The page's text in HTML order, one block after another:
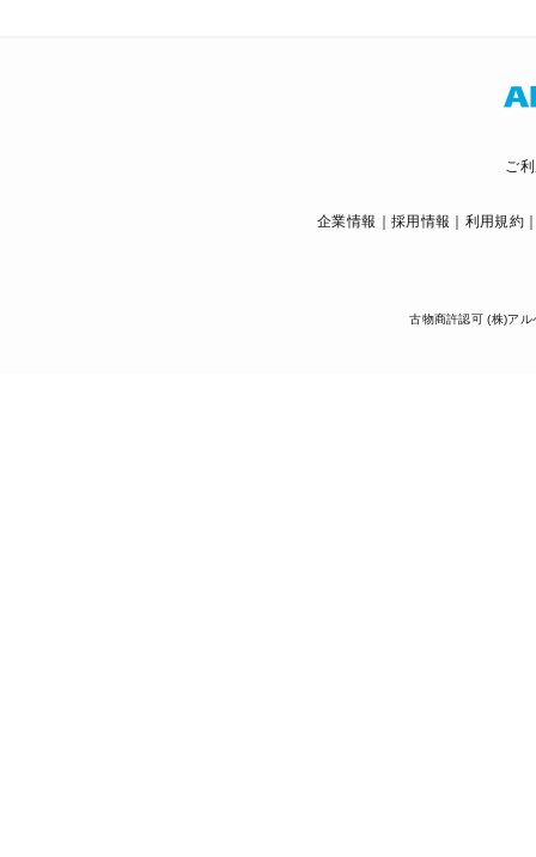
ご
企業情報 採用情報 利用規約
古物商許認可 (株)ア